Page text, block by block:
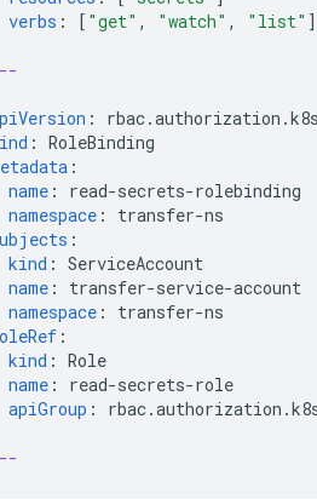
verbs : [ "get" , "watch" , "list" ]
:
: RoleBinding
:
name :
read-secrets-rolebinding
namespace :
transfer-ns
:
kind : ServiceAccount
name :
transfer-service-account
namespace :
transfer-ns
:
kind : Role
name :
read-secrets-role
apiGroup :